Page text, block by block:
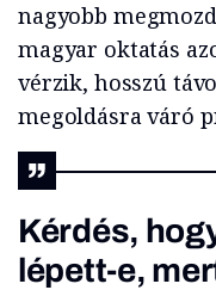
nagyobb
magyar oktatás
vérzik, hosszú
megoldásra váró
Kérdés,
lépett-e,